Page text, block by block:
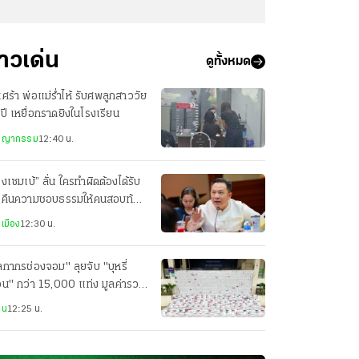
วเด่น ดูทั้งหมด
ศร้า พ่อแม่ร่ำไห้ รับศพลูกสาววัย
เหยื่อกราดยิงในโรงเรียน
ญากรรม12:40 น.
งเซมเบ้” ลั่น ใครทำผิดต้องได้รับ
นความชอบธรรมให้คนสอบท้อง
ด้
มือง12:30 น.
ากรช่องจอม" ลุยจับ "บุหรี่
น" กว่า 15,000 แท่ง มูลค่ารวม
12:25 น.